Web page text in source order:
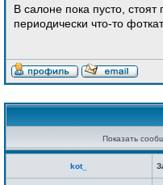
В салоне пока пусто,
периодически что-то
Показать
kot_